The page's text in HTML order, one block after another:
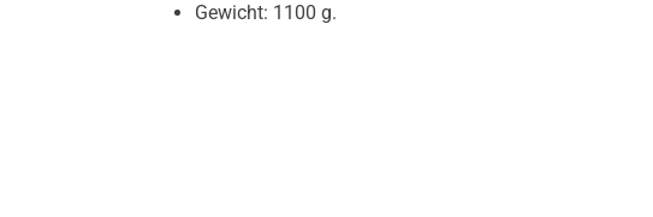
Gewicht: 1100 g.